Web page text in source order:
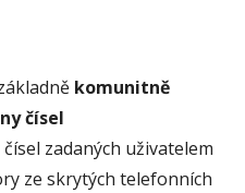
komunitně
čísel
zadaných uživatelem
ze skrytých telefonních